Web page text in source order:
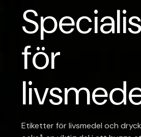
för
Etiketter för livsmedel och